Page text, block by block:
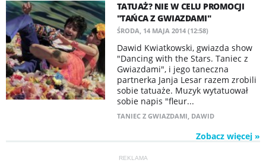
TATUAŻ? NIE W CELU PROMOCJI
"TAŃCA Z GWIAZDAMI"
ŚRODA, 14 MAJA 2014 (12:58)
Dawid Kwiatkowski, gwiazda show
"Dancing with the Stars. Taniec z
Gwiazdami", i jego taneczna
partnerka Janja Lesar razem zrobili
sobie tatuaże. Muzyk wytatuował
sobie napis "fleur...
TANIEC Z GWIAZDAMI, DAWID
Zobacz więcej »
REKLAMA